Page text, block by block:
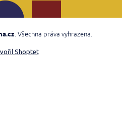
Shoptet
. Všechna práva vyhrazena.